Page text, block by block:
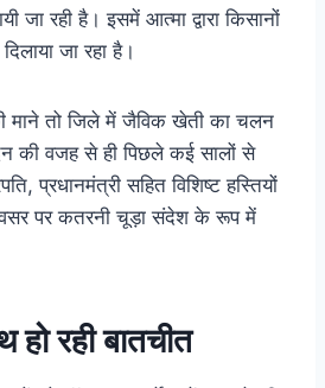
जा रही है। इसमें आत्मा द्वारा किसानों
जा रहा है।
माने तो जिले मेंजैविक खेती का चलन
की वजह से ही पिछले कई सालों से
प्रधानमंत्री सहित विशिष्ट हस्तियों
पर कतरनी चूड़ा संदेश के रूप में
रही बातचीत